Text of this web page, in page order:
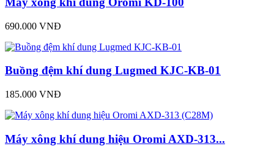
690.000 VNĐ
Buồng đệm khí dung Lugmed KJC-KB-01
185.000 VNĐ
Máy xông khí dung hiệu Oromi AXD-313...